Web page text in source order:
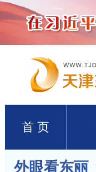
首 页
外眼看东丽